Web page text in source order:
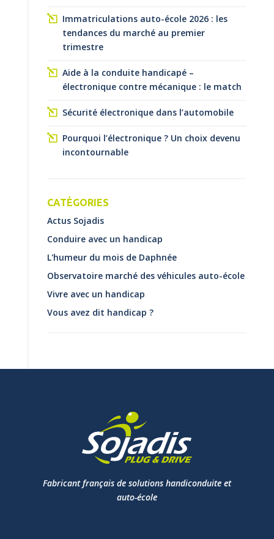
Immatriculations auto-école 2026 : les
tendances du marché au premier
trimestre
Aide à la conduite handicapé –
électronique contre mécanique : le match
Sécurité électronique dans l’automobile
Pourquoi l’électronique ? Un choix devenu
incontournable
CATÉGORIES
Actus Sojadis
Conduire avec un handicap
L'humeur du mois de Daphnée
Observatoire marché des véhicules auto-école
Vivre avec un handicap
Vous avez dit handicap ?
Fabricant français de solutions handiconduite et
auto-école